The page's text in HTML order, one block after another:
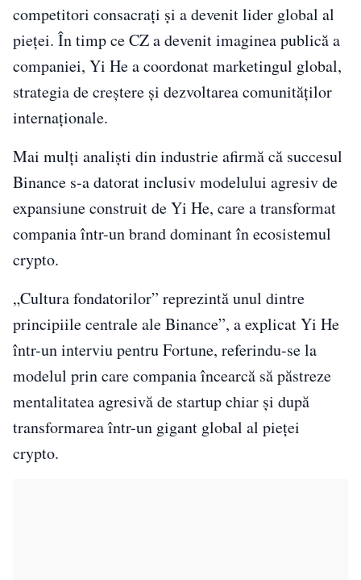
competitori consacrați și a devenit lider global al
pieței. În timp ce CZ a devenit imaginea publică a
companiei, Yi He a coordonat marketingul global,
strategia de creștere și dezvoltarea comunităților
internaționale.
Mai mulți analiști din industrie afirmă că succesul
Binance s-a datorat inclusiv modelului agresiv de
expansiune construit de Yi He, care a transformat
compania într-un brand dominant în ecosistemul
crypto.
„Cultura fondatorilor” reprezintă unul dintre
principiile centrale ale Binance”, a explicat Yi He
într-un interviu pentru Fortune, referindu-se la
modelul prin care compania încearcă să păstreze
mentalitatea agresivă de startup chiar și după
transformarea într-un gigant global al pieței
crypto.